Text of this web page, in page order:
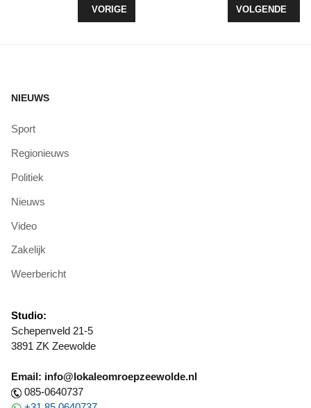
VORIG ARTIKEL: OPENING ENERGIELOKET
VORIGE VOLGENDE
VOLGENDE
NIEUWS
Sport
Regionieuws
Politiek
Nieuws
Video
Zakelijk
Weerbericht
Studio:
Schepenveld 21-5
3891 ZK Zeewolde
Email: info@lokaleomroepzeewolde.nl
085-0640737